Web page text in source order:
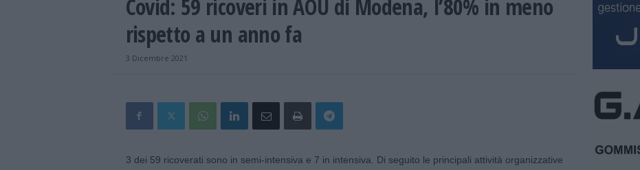
Covid: 59 ricoveri in AOU di Modena, l’80% in meno
rispetto a un anno fa
3 Dicembre 2021
3 dei 59 ricoverati sono in semi-intensiva e 7 in intensiva. Di seguito le principali attività organizzative